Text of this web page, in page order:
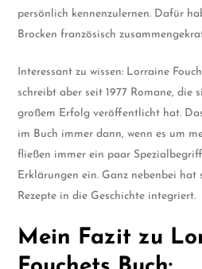
persönlich kennenzulernen. Dafür
Brocken französisch
Interessant zu wissen: Lorraine
schreibt aber seit 1977 Romane, die
großem Erfolg veröffentlicht hat.
im Buch immer dann, wenn es um
fließen immer ein paar
Erklärungen ein. Ganz nebenbei hat
Rezepte in die Geschichte integriert.
Mein Fazit zu